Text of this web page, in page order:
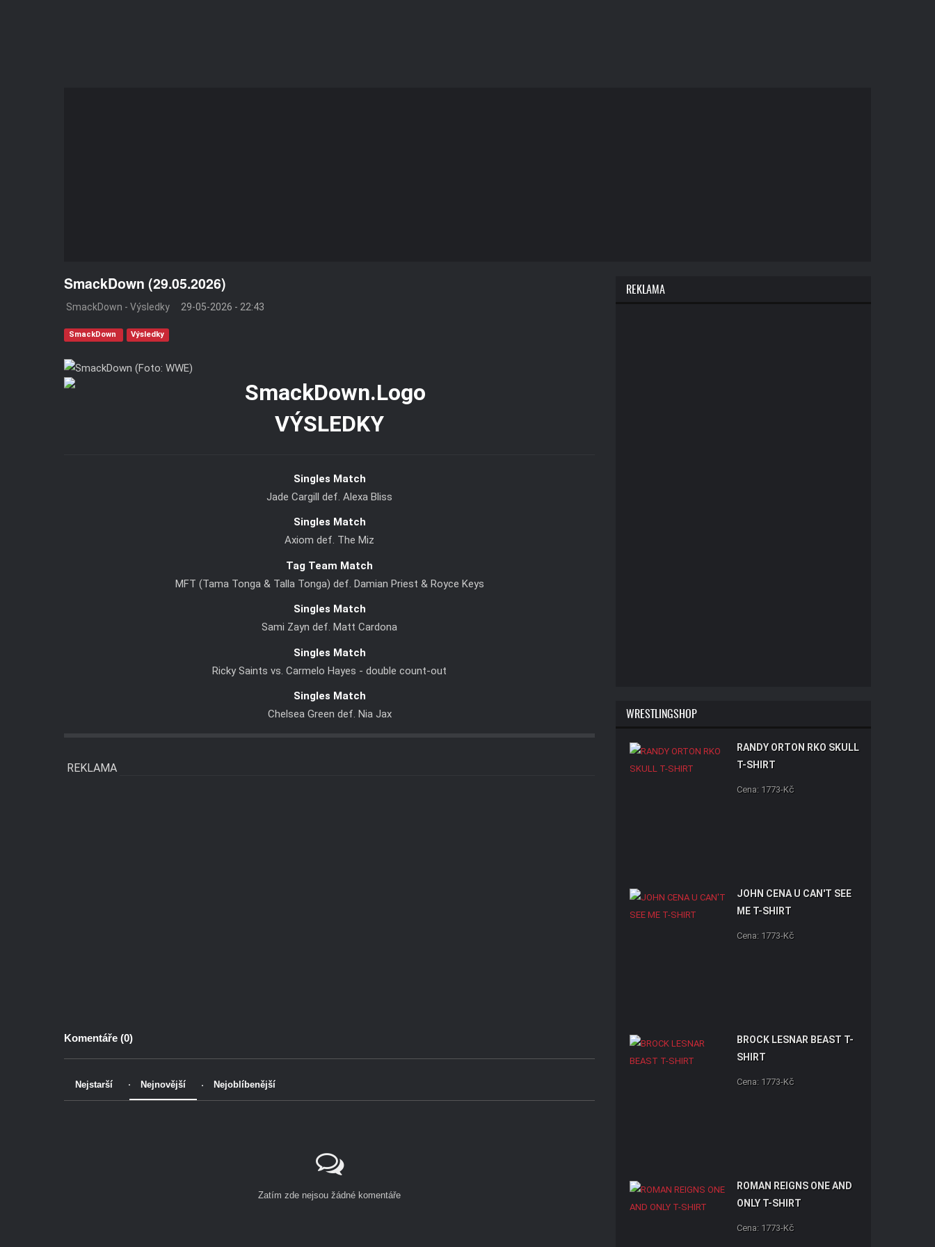
SmackDown (29.05.2026)
SmackDown - Výsledky 29-05-2026 - 22:43
SmackDown Výsledky
VÝSLEDKY
Singles Match
Jade Cargill def. Alexa Bliss
Singles Match
Axiom def. The Miz
Tag Team Match
MFT (Tama Tonga & Talla Tonga) def. Damian Priest & Royce Keys
Singles Match
Sami Zayn def. Matt Cardona
Singles Match
Ricky Saints vs. Carmelo Hayes - double count-out
Singles Match
Chelsea Green def. Nia Jax
REKLAMA
Komentáře (0)
Nejstarší Nejnovější Nejoblíbenější
Zatím zde nejsou žádné komentáře
REKLAMA
WRESTLINGSHOP
RANDY ORTON RKO SKULL
T-SHIRT
Cena: 1773-Kč
JOHN CENA U CAN'T SEE
ME T-SHIRT
Cena: 1773-Kč
BROCK LESNAR BEAST T-
SHIRT
Cena: 1773-Kč
ROMAN REIGNS ONE AND
ONLY T-SHIRT
Cena: 1773-Kč